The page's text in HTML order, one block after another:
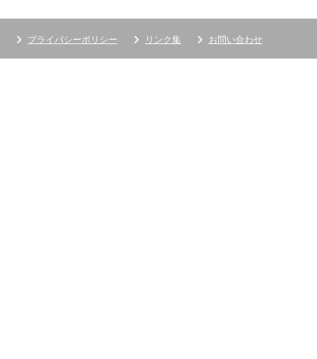
プライバシーポリシー リンク集 お問い合わせ